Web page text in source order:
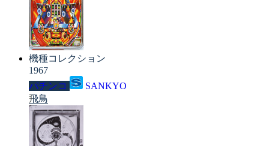
機種コレクション
1967
パチンコ
SANKYO
飛鳥